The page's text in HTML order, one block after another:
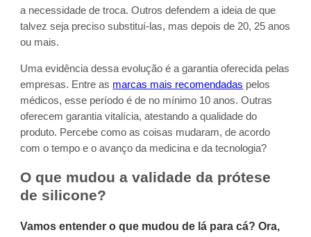
a necessidade de troca. Outros defendem a ideia de que
talvez seja preciso substituí-las, mas depois de 20, 25 anos
ou mais.
Uma evidência dessa evolução é a garantia oferecida pelas
empresas. Entre as marcas mais recomendadas pelos
médicos, esse período é de no mínimo 10 anos. Outras
oferecem garantia vitalícia, atestando a qualidade do
produto. Percebe como as coisas mudaram, de acordo
com o tempo e o avanço da medicina e da tecnologia?
O que mudou a validade da prótese
de silicone?
Vamos entender o que mudou de lá para cá? Ora,